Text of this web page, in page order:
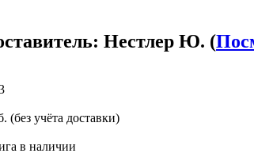
Нестлер Ю. (
(без учёта доставки)
в наличии